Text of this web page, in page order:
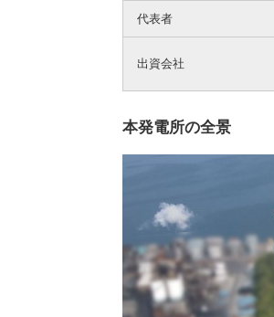
代表者
出資会社
本発電所の全景